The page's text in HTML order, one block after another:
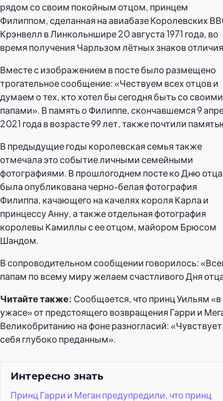
рядом со своим покойным отцом, принцем
Филиппом, сделанная на авиабазе Королевских
Крэнвелл в Линкольншире 20 августа 1971 года, во
время получения Чарльзом лётных знаков
Вместе с изображением в посте было размещено
трогательное сообщение: «Чествуем всех отцов и
думаем о тех, кто хотел бы сегодня быть со своими
папами». В память о Филиппе, скончавшемся 9
2021 года в возрасте 99 лет, также почтили
В предыдущие годы королевская семья также
отмечала это событие личными семейными
фотографиями. В прошлогоднем посте ко Дню отца
была опубликована черно-белая фотография
Филиппа, качающего на качелях короля Карла и
принцессу Анну, а также отдельная фотография
королевы Камиллы с ее отцом, майором Брюсом
Шандом.
В сопроводительном сообщении говорилось:
папам по всему миру желаем счастливого Дня
Читайте также: Сообщается, что принц Уильям «в
ужасе» от предстоящего возвращения Гарри и
Великобританию на фоне разногласий: «Чувствует
себя глубоко преданным».
Интересно знать
Принц Гарри и Меган предупредили, что принц